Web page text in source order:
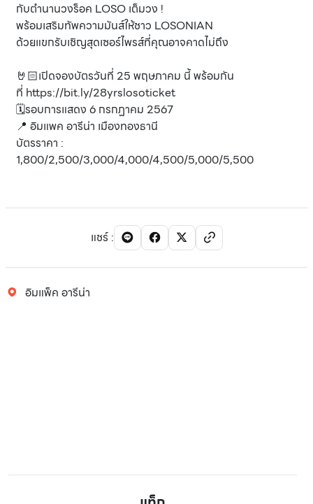
กับตำนานวงร็อค LOSO เต็มวง !
พร้อมเสริมทัพความมันส์ให้ชาว LOSONIAN
ด้วยแขกรับเชิญสุดเซอร์ไพรส์ที่คุณอาจคาดไม่ถึง
🤘🏻เปิดจองบัตรวันที่ 25 พฤษภาคม นี้พร้อมกัน
ที่ https://bit.ly/28yrslosoticket
🗓️รอบการแสดง 6 กรกฏาคม 2567
📍 อิมแพค อารีน่า เมืองทองธานี
บัตรราคา :
1,800/2,500/3,000/4,000/4,500/5,000/5,500
แชร์:
อิมแพ็ค อารีน่า